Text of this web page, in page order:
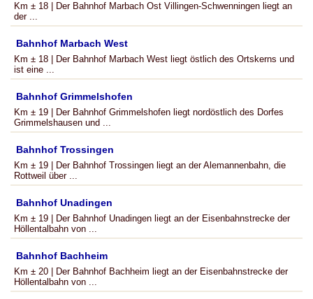
Km ± 18 | Der Bahnhof Marbach Ost Villingen-Schwenningen liegt an
der ...
Bahnhof Marbach West
Km ± 18 | Der Bahnhof Marbach West liegt östlich des Ortskerns und
ist eine ...
Bahnhof Grimmelshofen
Km ± 19 | Der Bahnhof Grimmelshofen liegt nordöstlich des Dorfes
Grimmelshausen und ...
Bahnhof Trossingen
Km ± 19 | Der Bahnhof Trossingen liegt an der Alemannenbahn, die
Rottweil über ...
Bahnhof Unadingen
Km ± 19 | Der Bahnhof Unadingen liegt an der Eisenbahnstrecke der
Höllentalbahn von ...
Bahnhof Bachheim
Km ± 20 | Der Bahnhof Bachheim liegt an der Eisenbahnstrecke der
Höllentalbahn von ...